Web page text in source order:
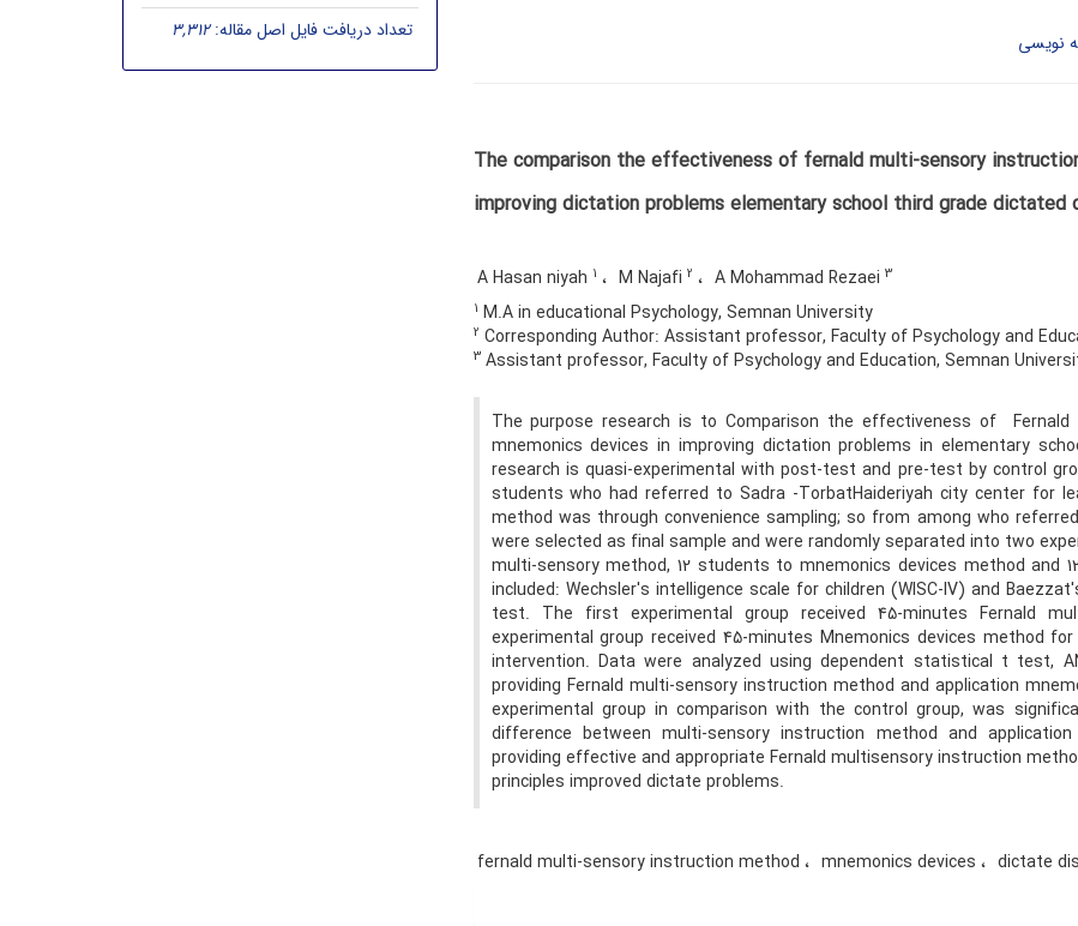
نویسی
The comparison the effectiveness of fernald multi-sensory
improving dictation problems elementary school third grade dictated
A Hasan niyah 1 M Najafi 2 A Mohammad Rezaei 3
1 M.A in educational Psychology, Semnan University
2 Corresponding Author: Assistant professor, Faculty of Psychology and
3Assistant professor, Faculty of Psychology and Education, Semnan
The purpose research is to Comparison the effectiveness of
mnemonics devices in improving dictation problems in elementary
research is quasi-experimental with post-test and pre-test by control
students who had referred to Sadra -TorbatHaideriyah city center for
method was through convenience sampling; so from among who
were selected as final sample and were randomly separated into two
multi-sensory method, 12 students to mnemonics devices method
included: Wechsler's intelligence scale for children (WISC-IV) and
test. The first experimental group received 45-minutes Fernald
experimental group received 45-minutes Mnemonics devices method
intervention. Data were analyzed using dependent statistical t test,
providing Fernald multi-sensory instruction method and application
experimental group in comparison with the control group, was
difference between multi-sensory instruction method and
providing effective and appropriate Fernald multisensory instruction
principles improved dictate problems.
fernald multi-sensory instruction method
mnemonics devices
dictate
تعداد دریافت فایل اصل مقاله:3,312